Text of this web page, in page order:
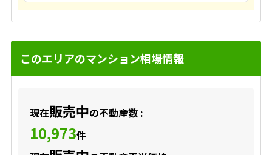
このエリアのマンション相場情報
現在販売中の不動産数 :
10,973件